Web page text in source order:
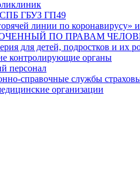
СПБ ГБУЗ ГП49
линии по коронавирусу»
ПО ПРАВАМ
для детей, подростков и их
контролирующие органы
персонал
справочные службы
организации